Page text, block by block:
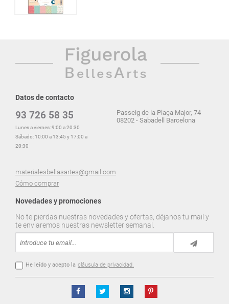
Datos de contacto
93 726 58 35
Lunes a viernes: 9:00 a 20:30
Sábado: 10:00 a 13:45 y 17:00 a
20:30
materialesbellasartes@gmail.com
Cómo comprar
Passeig de la Plaça Major, 74
08202 - Sabadell Barcelona
Novedades y promociones
No te pierdas nuestras novedades y ofertas, déjanos tu mail y
te enviaremos nuestras newsletter semanal.
He leído y acepto la cláusula de privacidad.